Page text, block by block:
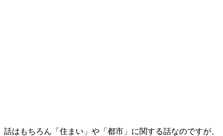
話はもちろん「住まい」や「都市」に関する話なのですが、